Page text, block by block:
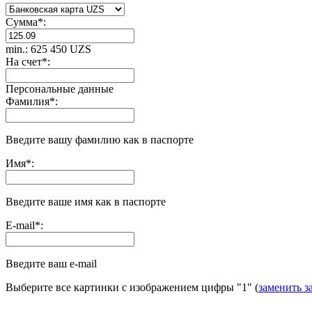
Сумма*:
min.: 625 450 UZS
На счет*:
Персональные данные
Фамилия*:
Введите вашу фамилию как в паспорте
Имя*:
Введите ваше имя как в паспорте
E-mail*:
Введите ваш e-mail
Выберите все картинки с изображением цифры "1" (заменить